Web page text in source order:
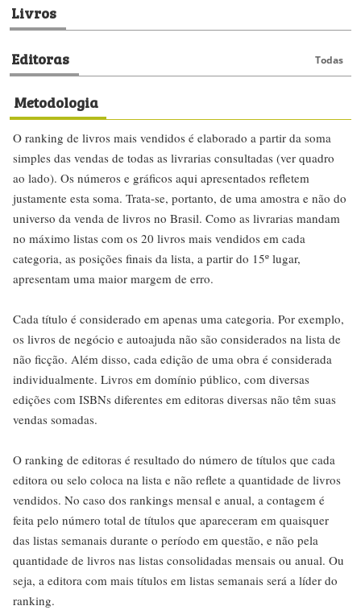
Livros
Editoras Todas
Metodologia
O ranking de livros mais vendidos é elaborado a partir da soma
simples das vendas de todas as livrarias consultadas (ver quadro
ao lado). Os números e gráficos aqui apresentados refletem
justamente esta soma. Trata-se, portanto, de uma amostra e não do
universo da venda de livros no Brasil. Como as livrarias mandam
no máximo listas com os 20 livros mais vendidos em cada
categoria, as posições finais da lista, a partir do 15º lugar,
apresentam uma maior margem de erro.
Cada título é considerado em apenas uma categoria. Por exemplo,
os livros de negócio e autoajuda não são considerados na lista de
não ficção. Além disso, cada edição de uma obra é considerada
individualmente. Livros em domínio público, com diversas
edições com ISBNs diferentes em editoras diversas não têm suas
vendas somadas.
O ranking de editoras é resultado do número de títulos que cada
editora ou selo coloca na lista e não reflete a quantidade de livros
vendidos. No caso dos rankings mensal e anual, a contagem é
feita pelo número total de títulos que apareceram em quaisquer
das listas semanais durante o período em questão, e não pela
quantidade de livros nas listas consolidadas mensais ou anual. Ou
seja, a editora com mais títulos em listas semanais será a líder do
ranking.